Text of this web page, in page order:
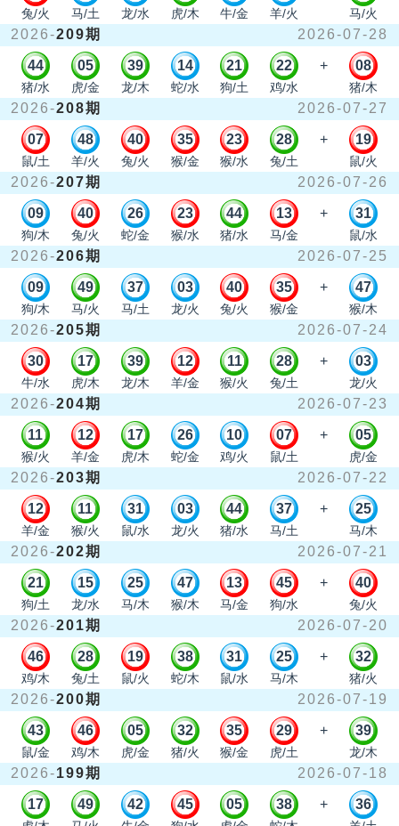
兔/火 马/土 龙/水 虎/木 牛/金 羊/火 马/火
2026-209期 2026-07-28
44
猪/水
05
虎/金
39
龙/木
14
蛇/水
21
狗/土
22
鸡/水
+ 08
猪/木
2026-208期 2026-07-27
07
鼠/土
48
羊/火
40
兔/火
35
猴/金
23
猴/水
28
兔/土
+ 19
鼠/火
2026-207期 2026-07-26
09
狗/木
40
兔/火
26
蛇/金
23
猴/水
44
猪/水
13
马/金
+ 31
鼠/水
2026-206期 2026-07-25
09
狗/木
49
马/火
37
马/土
03
龙/火
40
兔/火
35
猴/金
+ 47
猴/木
2026-205期 2026-07-24
30
牛/水
17
虎/木
39
龙/木
12
羊/金
11
猴/火
28
兔/土
+ 03
龙/火
2026-204期 2026-07-23
11
猴/火
12
羊/金
17
虎/木
26
蛇/金
10
鸡/火
07
鼠/土
+ 05
虎/金
2026-203期 2026-07-22
12
羊/金
11
猴/火
31
鼠/水
03
龙/火
44
猪/水
37
马/土
+ 25
马/木
2026-202期 2026-07-21
21
狗/土
15
龙/水
25
马/木
47
猴/木
13
马/金
45
狗/水
+ 40
兔/火
2026-201期 2026-07-20
46
鸡/木
28
兔/土
19
鼠/火
38
蛇/木
31
鼠/水
25
马/木
+ 32
猪/火
2026-200期 2026-07-19
43
鼠/金
46
鸡/木
05
虎/金
32
猪/火
35
猴/金
29
虎/土
+ 39
龙/木
2026-199期 2026-07-18
17 49 42 45 05 38 + 36